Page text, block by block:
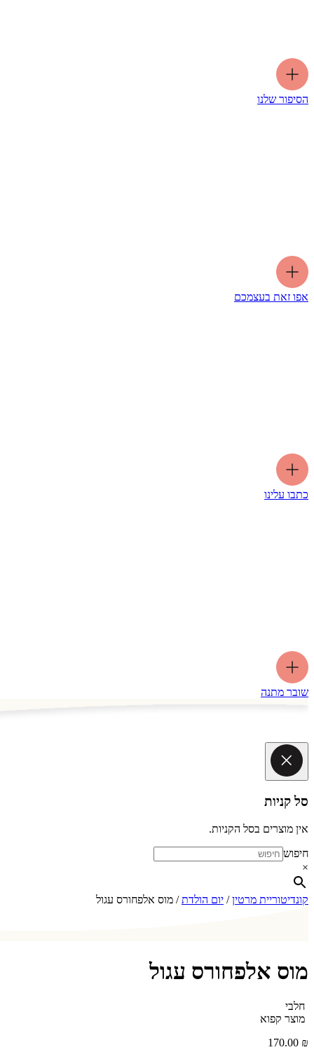
הסיפור שלנו
אפו זאת בעצמכם
כתבו עלינו
שובר מתנה
סל קניות
אין מוצרים בסל הקניות.
חיפוש
×
קונדיטוריית מרטין/ יום הולדת/ מוס אלפחורס עגול
מוס אלפחורס עגול
חלבי
מוצר קפוא
170.00 ₪